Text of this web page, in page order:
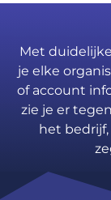
Met
je elke
of account
zie je er
het